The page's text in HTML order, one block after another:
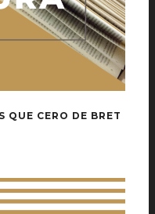
QUE CERO DE BRET